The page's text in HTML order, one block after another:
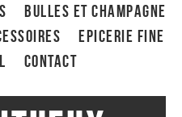
Bulles et Champagne
Epicerie fine
Contact